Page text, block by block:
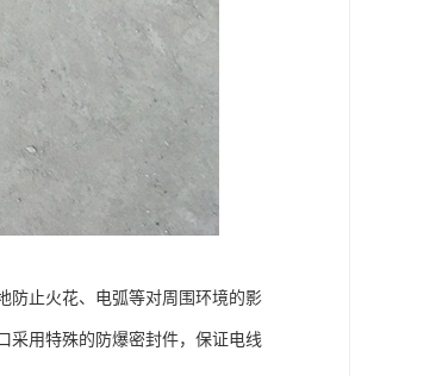
防止火花、电弧等对周围环境的影
采用特殊的防爆密封件，保证电线